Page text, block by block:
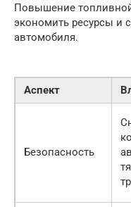
Повышение
экономить ресурсы и
автомобиля.
Аспект
Безопасность